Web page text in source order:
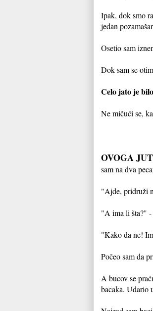
Ipak, dok smo
jedan
Osetio sam
Dok sam se
Celo jato je
Ne mičući se,
OVOGA
sam na dva
"Ajde, pridruži
"A ima li šta?" -
"Kako da ne!
Počeo sam da
A bucov se
bacaka. Udario